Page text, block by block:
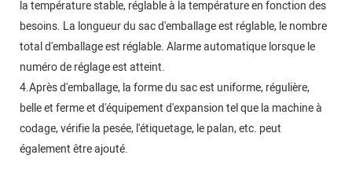
la température stable, réglable à la température en fonction des
besoins. La longueur du sac d'emballage est réglable, le nombre
total d'emballage est réglable. Alarme automatique lorsque le
numéro de réglage est atteint.
4.Après d'emballage, la forme du sac est uniforme, régulière,
belle et ferme et d'équipement d'expansion tel que la machine à
codage, vérifie la pesée, l'étiquetage, le palan, etc. peut
également être ajouté.